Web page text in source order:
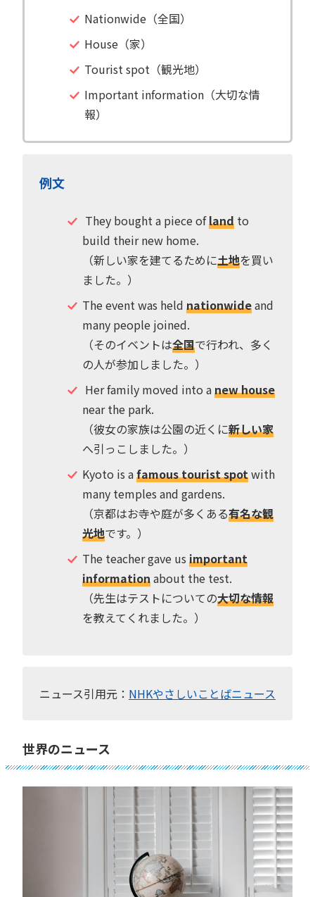
Nationwide（全国）
House（家）
Tourist spot（観光地）
Important information（大切な情
報）
例文
They bought a piece oflandto
build their new home.
（新しい家を建てるために土地を買い
ました。）
The event was held nationwideand
many people joined.
（そのイベントは全国で行われ、多く
の人が参加しました。）
Her family moved into anew house
near the park.
（彼女の家族は公園の近くに新しい家
へ引っこしました。）
Kyoto is afamous tourist spotwith
many temples and gardens.
（京都はお寺や庭が多くある有名な観
光地です。）
The teacher gave us important
informationabout the test.
（先生はテストについての大切な情報
を教えてくれました。）
ニュース引用元： NHKやさしいことばニュース
世界のニュース